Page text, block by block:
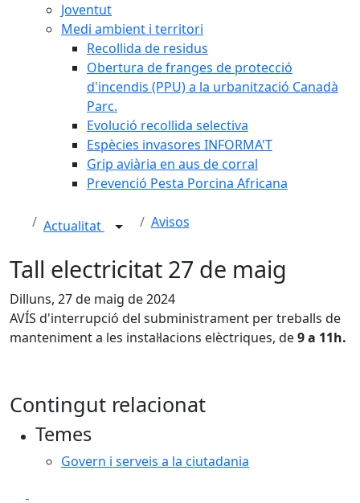
Joventut
Medi ambient i territori
Recollida de residus
Obertura de franges de protecció
d'incendis (PPU) a la urbanització Canadà
Parc.
Evolució recollida selectiva
Espècies invasores INFORMA'T
Grip aviària en aus de corral
Prevenció Pesta Porcina Africana
Actualitat Avisos
Tall electricitat 27 de maig
Dilluns, 27 de maig de 2024
AVÍS d'interrupció del subministrament per treballs de
manteniment a les instal·lacions elèctriques, de9 a 11h.
Contingut relacionat
Temes
Govern i serveis a la ciutadania